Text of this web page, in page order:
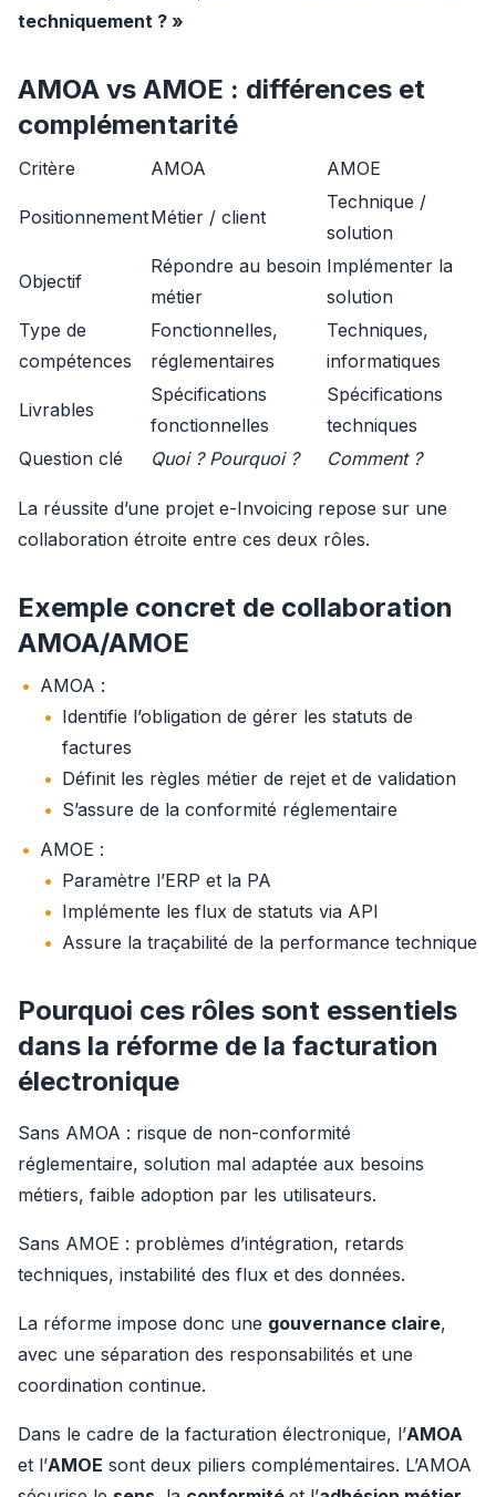
techniquement ? »
AMOA vs AMOE : différences et
complémentarité
Critère AMOA AMOE
PositionnementMétier / client
Technique /
solution
Objectif
Répondre au besoin
métier
Implémenter la
solution
Type de
compétences
Fonctionnelles,
réglementaires
Techniques,
informatiques
Livrables
Spécifications
fonctionnelles
Spécifications
techniques
Question clé
Quoi ? Pourquoi ? Comment ?
La réussite d’une projet e-Invoicing repose sur une
collaboration étroite entre ces deux rôles.
Exemple concret de collaboration
AMOA/AMOE
AMOA :
Identifie l’obligation de gérer les statuts de
factures
Définit les règles métier de rejet et de validation
S’assure de la conformité réglementaire
AMOE :
Paramètre l’ERP et la PA
Implémente les flux de statuts via API
Assure la traçabilité de la performance technique
Pourquoi ces rôles sont essentiels
dans la réforme de la facturation
électronique
Sans AMOA : risque de non-conformité
réglementaire, solution mal adaptée aux besoins
métiers, faible adoption par les utilisateurs.
Sans AMOE : problèmes d’intégration, retards
techniques, instabilité des flux et des données.
La réforme impose donc une gouvernance claire,
avec une séparation des responsabilités et une
coordination continue.
Dans le cadre de la facturation électronique, l’AMOA
et l’AMOE sont deux piliers complémentaires. L’AMOA